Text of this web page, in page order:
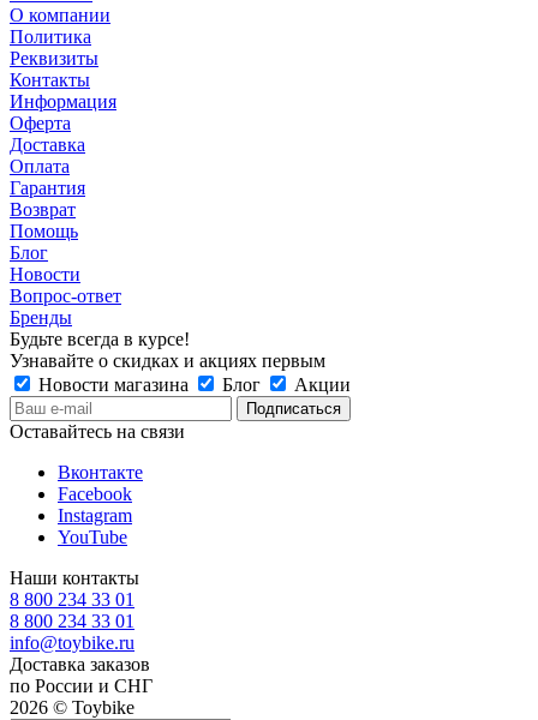
О компании
Политика
Реквизиты
Контакты
Информация
Оферта
Доставка
Оплата
Гарантия
Возврат
Помощь
Блог
Новости
Вопрос-ответ
Бренды
Будьте всегда в курсе!
Узнавайте о скидках и акциях первым
Новости магазина
Блог Акции
Оставайтесь на связи
Вконтакте
Facebook
Instagram
YouTube
Наши контакты
8 800 234 33 01
8 800 234 33 01
info@toybike.ru
Доставка заказов
по России и СНГ
2026 © Toybike